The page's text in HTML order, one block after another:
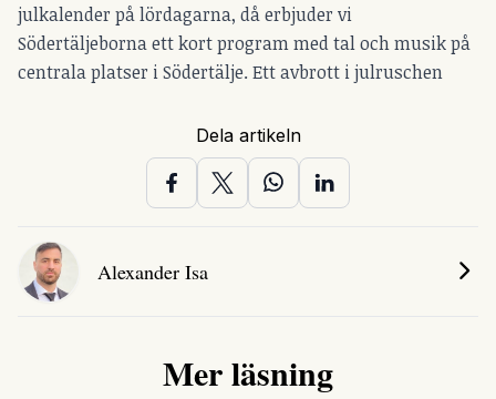
julkalender på lördagarna, då erbjuder vi
Södertäljeborna ett kort program med tal och musik på
centrala platser i Södertälje. Ett avbrott i julruschen
Dela artikeln
Alexander Isa
Mer läsning